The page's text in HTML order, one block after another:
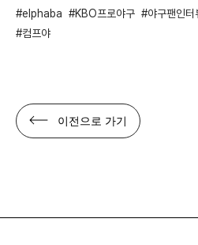
elphaba KBO프로야구 야구팬인터
컴프야
이전으로 가기